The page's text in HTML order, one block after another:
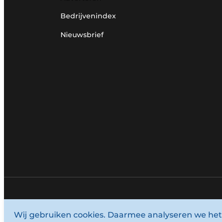
Bedrijvenindex
Nieuwsbrief
© 1987 - 2026 Louwersmediagroep.
Wij gebruiken cookies. Daarmee analyseren we